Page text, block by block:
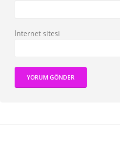
İnternet sitesi